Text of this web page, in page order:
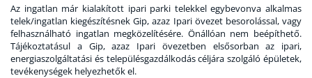
Az ingatlan már kialakított ipari parki telekkel egybevonva alkalmas
telek/ingatlan kiegészítésnek Gip, azaz Ipari övezet besorolással, vagy
felhasználható ingatlan megközelítésére. Önállóan nem beépíthető.
Tájékoztatásul a Gip, azaz Ipari övezetben elsősorban az ipari,
energiaszolgáltatási és településgazdálkodás céljára szolgáló épületek,
tevékenységek helyezhetők el.